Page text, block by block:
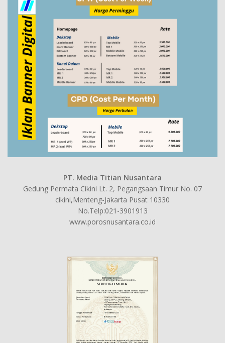
PT. Media Titian Nusantara
Gedung Permata Cikini Lt. 2, Pegangsaan Timur No. 07
cikini,Menteng-Jakarta Pusat 10330
No.Telp:021-3901913
www.porosnusantara.co.id